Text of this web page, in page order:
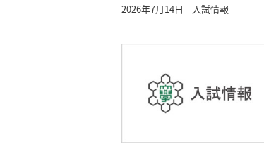
2026年7月14日 入試情報